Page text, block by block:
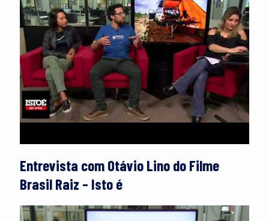
Entrevista com Otávio Lino do Filme
Brasil Raiz – Isto é